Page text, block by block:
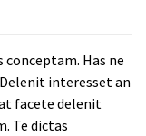
conceptam. Has ne
interesset an
facete delenit
Te dictas